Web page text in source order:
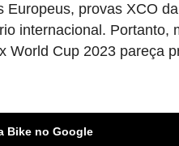
provas XCO
internacional. Portanto,
World Cup 2023 pareça
Bike no Google